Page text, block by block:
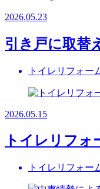
2026.05.23
引き戸に取替
トイレリフォー
2026.05.15
トイレリフォ
トイレリフォー